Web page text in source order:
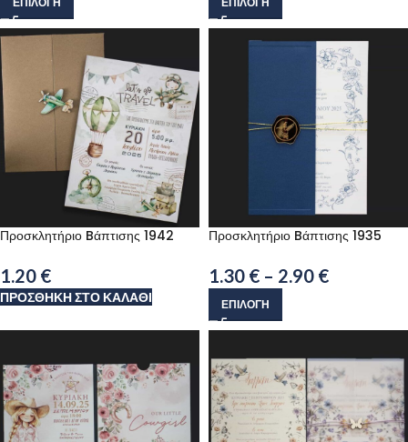
Προσκλητήριο Bάπτισης 1942
1.20 €
ΠΡΟΣΘΉΚΗ ΣΤΟ ΚΑΛΆΘΙ
Προσκλητήριο Bάπτισης 1935
1.30 € – 2.90 €
ΕΠΙΛΟΓΉ